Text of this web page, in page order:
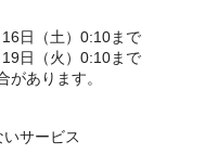
日（土）0:10まで
日（火）0:10まで
あります。
サービス